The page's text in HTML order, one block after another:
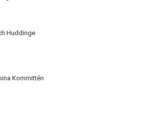
Huddinge
Kommittén